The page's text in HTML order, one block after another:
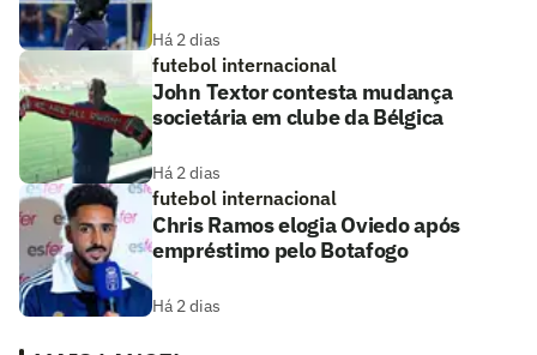
Há 2 dias
futebol internacional
John Textor contesta mudança
societária em clube da Bélgica
Há 2 dias
futebol internacional
Chris Ramos elogia Oviedo após
empréstimo pelo Botafogo
Há 2 dias